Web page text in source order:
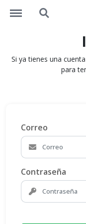
https:// https://
Si ya tienes una
para
Correo
Contraseña